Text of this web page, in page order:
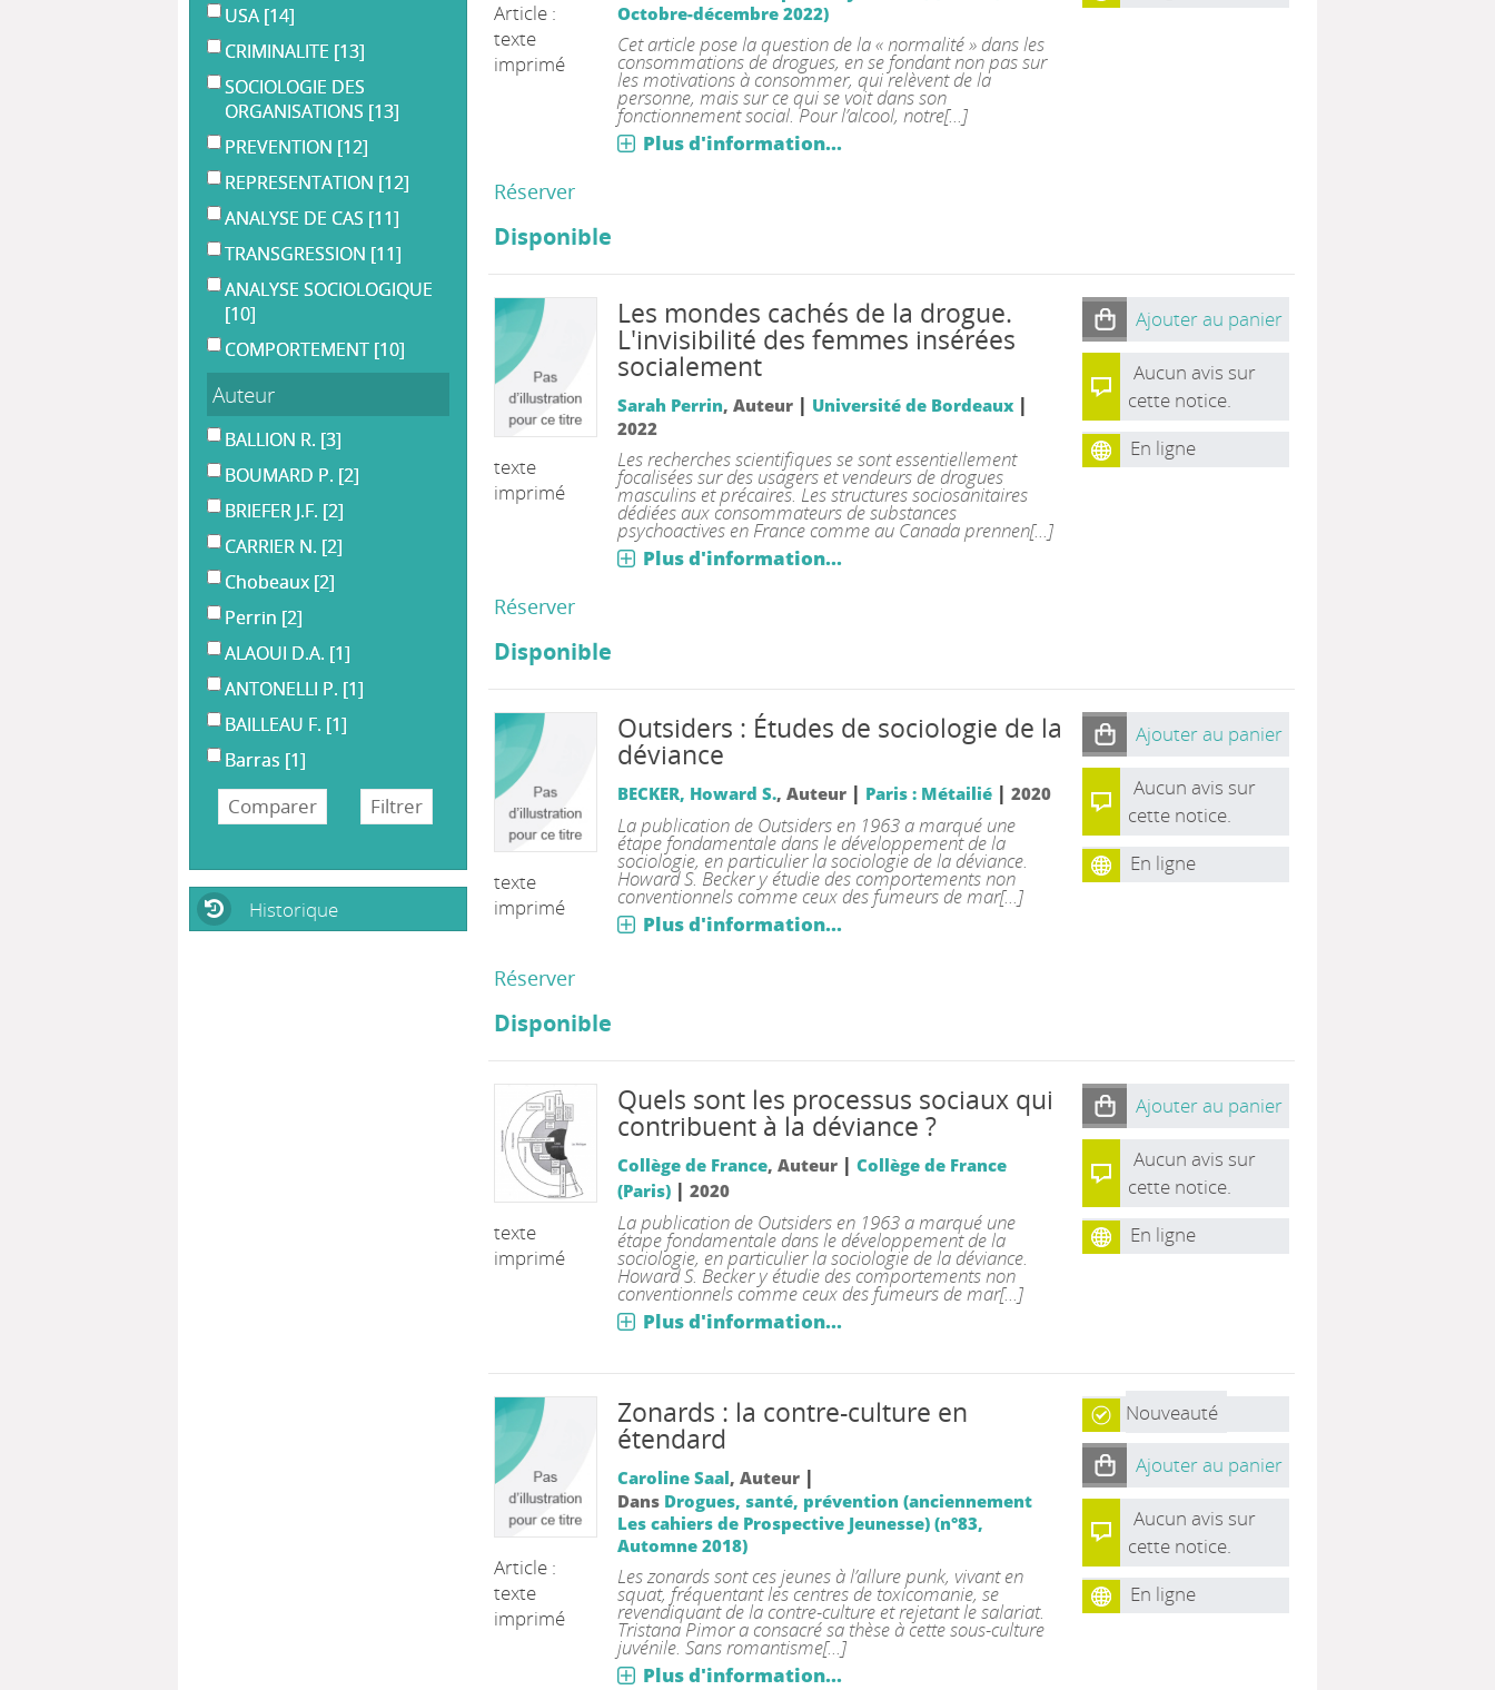
Article :
texte
imprimé
Octobre-décembre 2022)
Cet article pose la question de la « normalité » dans les
consommations de drogues, en se fondant non pas sur
les motivations à consommer, qui relèvent de la
personne, mais sur ce qui se voit dans son
fonctionnement social. Pour l’alcool, notre[...]
Plus d'information...
Réserver
Disponible
texte
imprimé
Les mondes cachés de la drogue.
L'invisibilité des femmes insérées
socialement
Sarah Perrin, Auteur | Université de Bordeaux|
2022
Les recherches scientifiques se sont essentiellement
focalisées sur des usagers et vendeurs de drogues
masculins et précaires. Les structures sociosanitaires
dédiées aux consommateurs de substances
psychoactives en France comme au Canada prennen[...]
Plus d'information...
Ajouter au panier
Aucun avis sur
cette notice.
En ligne
Réserver
Disponible
texte
imprimé
Outsiders : Études de sociologie de la
déviance
BECKER, Howard S., Auteur | Paris : Métailié| 2020
La publication de Outsiders en 1963 a marqué une
étape fondamentale dans le développement de la
sociologie, en particulier la sociologie de la déviance.
Howard S. Becker y étudie des comportements non
conventionnels comme ceux des fumeurs de mar[...]
Plus d'information...
Ajouter au panier
Aucun avis sur
cette notice.
En ligne
Réserver
Disponible
texte
imprimé
Quels sont les processus sociaux qui
contribuent à la déviance ?
Collège de France, Auteur | Collège de France
(Paris)| 2020
La publication de Outsiders en 1963 a marqué une
étape fondamentale dans le développement de la
sociologie, en particulier la sociologie de la déviance.
Howard S. Becker y étudie des comportements non
conventionnels comme ceux des fumeurs de mar[...]
Plus d'information...
Ajouter au panier
Aucun avis sur
cette notice.
En ligne
Article :
texte
imprimé
Zonards : la contre-culture en
étendard
Caroline Saal, Auteur |
Dans Drogues, santé, prévention (anciennement
Les cahiers de Prospective Jeunesse) (n°83,
Automne 2018)
Les zonards sont ces jeunes à l’allure punk, vivant en
squat, fréquentant les centres de toxicomanie, se
revendiquant de la contre-culture et rejetant le salariat.
Tristana Pimor a consacré sa thèse à cette sous-culture
juvénile. Sans romantisme[...]
Plus d'information...
Nouveauté
Ajouter au panier
Aucun avis sur
cette notice.
En ligne
USA [14]
CRIMINALITE [13]
SOCIOLOGIE DES
ORGANISATIONS [13]
PREVENTION [12]
REPRESENTATION [12]
ANALYSE DE CAS [11]
TRANSGRESSION [11]
ANALYSE SOCIOLOGIQUE
[10]
COMPORTEMENT [10]
Auteur
BALLION R. [3]
BOUMARD P. [2]
BRIEFER J.F. [2]
CARRIER N. [2]
Chobeaux [2]
Perrin [2]
ALAOUI D.A. [1]
ANTONELLI P. [1]
BAILLEAU F. [1]
Barras [1]
Historique